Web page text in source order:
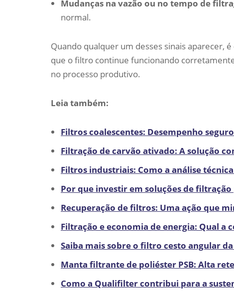
Mudanças na vazão ou no tempo de
normal.
Quando qualquer um desses sinais aparecer,
que o filtro continue funcionando
no processo produtivo.
Leia também:
Filtros coalescentes: Desempenho
Filtração de carvão ativado: A solução
Filtros industriais: Como a análise
Por que investir em soluções de
Recuperação de filtros: Uma ação que
Filtração e economia de energia: Qual a
Saiba mais sobre o filtro cesto angular
Manta filtrante de poliéster PSB: Alta
Como a Qualifilter contribui para a